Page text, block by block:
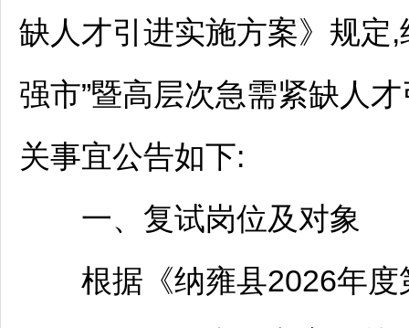
缺人才引进实施方案》规定,
强市”暨高层次急需紧缺人
关事宜公告如下:
一、复试岗位及对象
根据《纳雍县2026年度